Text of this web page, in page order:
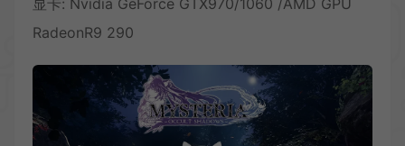
RadeonR9 290